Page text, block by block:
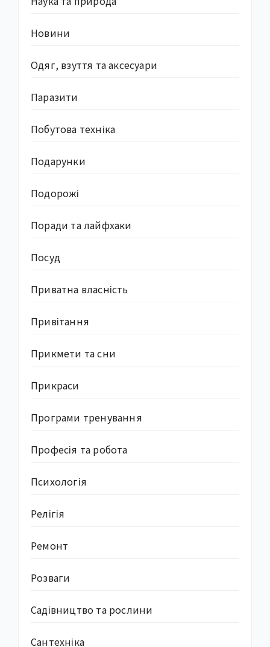
Новини
Одяг, взуття та аксесуари
Паразити
Побутова техніка
Подарунки
Подорожі
Поради та лайфхаки
Посуд
Приватна власність
Привітання
Прикмети та сни
Прикраси
Програми тренування
Професія та робота
Психологія
Релігія
Ремонт
Розваги
Садівництво та рослини
Сантехніка